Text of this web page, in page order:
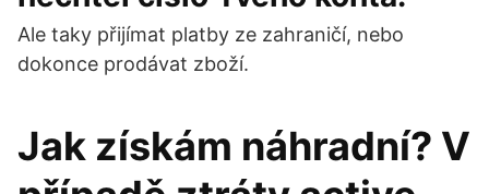
Ale taky přijímat platby ze zahraničí, nebo
dokonce prodávat zboží.
Jak získám náhradní? V